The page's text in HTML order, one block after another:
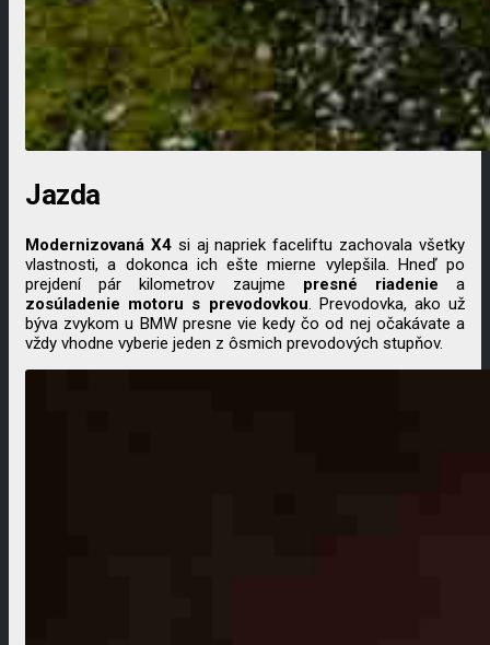
Jazda
Modernizovaná X4si aj napriek faceliftu zachovala všetky
vlastnosti, a dokonca ich ešte mierne vylepšila. Hneď po
prejdení pár kilometrov zaujme presné riadenie a
zosúladenie motoru s prevodovkou. Prevodovka, ako už
býva zvykom u BMW presne vie kedy čo od nej očakávate a
vždy vhodne vyberie jeden z ôsmich prevodových stupňov.